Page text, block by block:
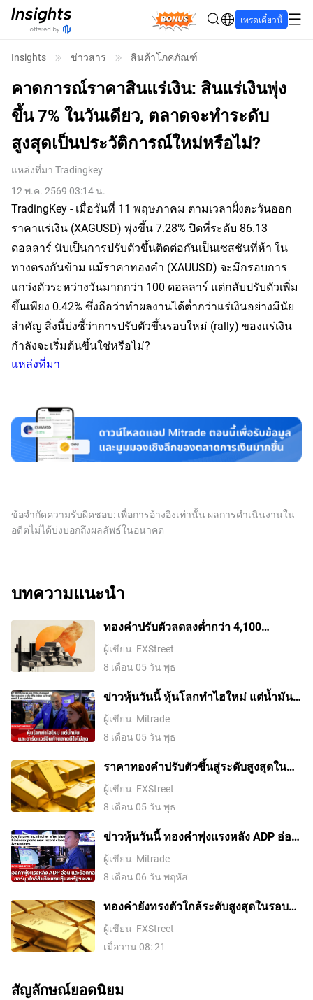
Bonus เทรดเดี๋ยวนี้
Insights ข่าวสาร สินค้าโภคภัณฑ์
คาดการณ์ราคาสินแร่เงิน: สินแร่เงินพุ่ง
ขึ้น 7% ในวันเดียว, ตลาดจะทำระดับ
สูงสุดเป็นประวัติการณ์ใหม่หรือไม่?
แหล่งที่มา Tradingkey
12 พ.ค. 2569 03:14 น.
TradingKey - เมื่อวันที่ 11 พฤษภาคม ตามเวลาฝั่งตะวันออก
ราคาแร่เงิน (XAGUSD) พุ่งขึ้น 7.28% ปิดที่ระดับ 86.13
ดอลลาร์ นับเป็นการปรับตัวขึ้นติดต่อกันเป็นเซสชันที่ห้า ใน
ทางตรงกันข้าม แม้ราคาทองคำ (XAUUSD) จะมีกรอบการ
แกว่งตัวระหว่างวันมากกว่า 100 ดอลลาร์ แต่กลับปรับตัวเพิ่ม
ขึ้นเพียง 0.42% ซึ่งถือว่าทำผลงานได้ต่ำกว่าแร่เงินอย่างมีนัย
สำคัญ สิ่งนี้บ่งชี้ว่าการปรับตัวขึ้นรอบใหม่ (rally) ของแร่เงิน
กำลังจะเริ่มต้นขึ้นใช่หรือไม่?
แหล่งที่มา
ข้อจำกัดความรับผิดชอบ: เพื่อการอ้างอิงเท่านั้น ผลการดำเนินงานใน
อดีตไม่ได้บ่งบอกถึงผลลัพธ์ในอนาคต
บทความแนะนำ
ทองคำปรับตัวลดลงต่ำกว่า 4,100
ดอลลาร์ ขณะที่ตลาดจับตาการเจรจา
ระหว่างสหรัฐฯ กับอิหร่าน
ผู้เขียน FXStreet
8 เดือน 05 วัน พุธ
ข่าวหุ้นวันนี้ หุ้นโลกทำไฮใหม่ แต่น้ำมัน-
ฮาร์ดแวร์จีนทำตลาดดีใจไม่สุด
ผู้เขียน Mitrade
8 เดือน 05 วัน พุธ
ราคาทองคําปรับตัวขึ้นสู่ระดับสูงสุดใน
รอบสองสัปดาห์ ขณะที่ค่าเงินดอลลาร์
สหรัฐอ่อนค่าลงจากความหวังในข้อตกลง
อิหร่านและการเก็งการขึ้นดอกเบี้ยของ
เฟดที่ลดลง
ผู้เขียน FXStreet
8 เดือน 05 วัน พุธ
ข่าวหุ้นวันนี้ ทองคำพุ่งแรงหลัง ADP อ่อน
และข้อตกลงฮอร์มุซใกล้สำเร็จ ขณะหุ้น
สหรัฐฯ ผสม
ผู้เขียน Mitrade
8 เดือน 06 วัน พฤหัส
ทองคำยังทรงตัวใกล้ระดับสูงสุดในรอบ
เจ็ดสัปดาห์ ตลาดรอดีลช่องแคบฮอร์มุซ
ผู้เขียน FXStreet
เมื่อวาน 08: 21
สัญลักษณ์ยอดนิยม